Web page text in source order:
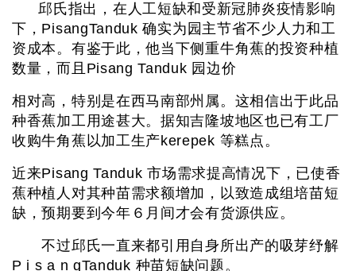
邱氏指出，在人工短缺和受新冠肺炎疫情影响
下，PisangTanduk 确实为园主节省不少人力和工
资成本。有鉴于此，他当下侧重牛角蕉的投资种植
数量，而且Pisang Tanduk 园边价
相对高，特别是在西马南部州属。这相信出于此品
种香蕉加工用途甚大。据知吉隆坡地区也已有工厂
收购牛角蕉以加工生产kerepek 等糕点。
近来Pisang Tanduk 市场需求提高情况下，已使香
蕉种植人对其种苗需求额增加，以致造成组培苗短
缺，预期要到今年６月间才会有货源供应。
不过邱氏一直来都引用自身所出产的吸芽纾解
P i s a n gTanduk 种苗短缺问题。